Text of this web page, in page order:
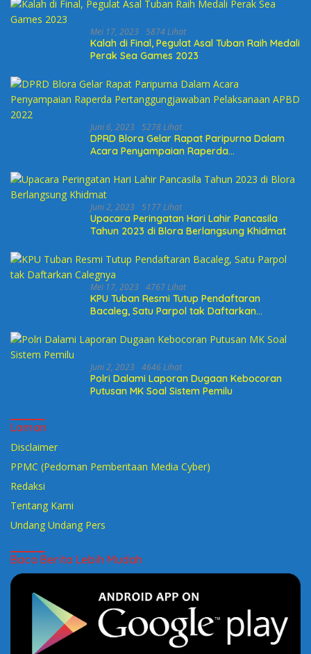
Mei 17, 2023 5874 Lihat
Kalah di Final, Pegulat Asal Tuban Raih Medali
Perak Sea Games 2023
Juni 6, 2023 5278 Lihat
DPRD Blora Gelar Rapat Paripurna Dalam
Acara Penyampaian Raperda
2022
Juni 2, 2023 5177 Lihat
Upacara Peringatan Hari Lahir Pancasila
Tahun 2023 di Blora Berlangsung Khidmat
Mei 17, 2023 4767 Lihat
KPU Tuban Resmi Tutup Pendaftaran
Bacaleg, Satu Parpol tak Daftarkan
Juni 2, 2023 4646 Lihat
Polri Dalami Laporan Dugaan Kebocoran
Putusan MK Soal Sistem Pemilu
Laman
Disclaimer
PPMC (Pedoman Pemberitaan Media Cyber)
Redaksi
Tentang Kami
Undang Undang Pers
Baca Berita Lebih Mudah